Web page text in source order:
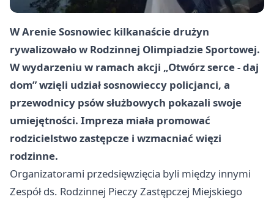
W Arenie Sosnowiec kilkanaście drużyn
rywalizowało w Rodzinnej Olimpiadzie Sportowej.
W wydarzeniu w ramach akcji „Otwórz serce - daj
dom” wzięli udział sosnowieccy policjanci, a
przewodnicy psów służbowych pokazali swoje
umiejętności. Impreza miała promować
rodzicielstwo zastępcze i wzmacniać więzi
rodzinne.
Organizatorami przedsięwzięcia byli między innymi
Zespół ds. Rodzinnej Pieczy Zastępczej Miejskiego